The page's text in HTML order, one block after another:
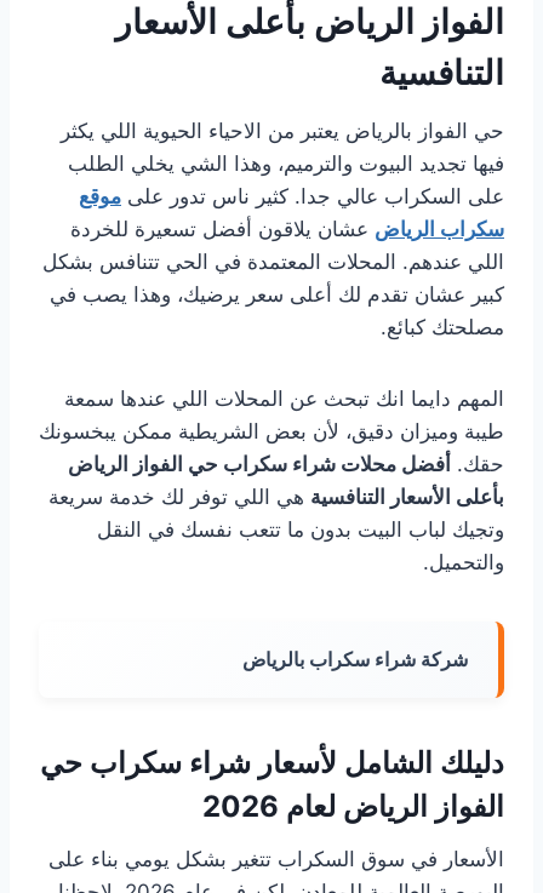
الفواز الرياض بأعلى الأسعار
التنافسية
حي الفواز بالرياض يعتبر من الاحياء الحيوية اللي يكثر
فيها تجديد البيوت والترميم، وهذا الشي يخلي الطلب
على السكراب عالي جدا. كثير ناس تدور على موقع
سكراب الرياض عشان يلاقون أفضل تسعيرة للخردة
اللي عندهم. المحلات المعتمدة في الحي تتنافس بشكل
كبير عشان تقدم لك أعلى سعر يرضيك، وهذا يصب في
مصلحتك كبائع.
المهم دايما انك تبحث عن المحلات اللي عندها سمعة
طيبة وميزان دقيق، لأن بعض الشريطية ممكن يبخسونك
حقك. أفضل محلات شراء سكراب حي الفواز الرياض
بأعلى الأسعار التنافسية هي اللي توفر لك خدمة سريعة
وتجيك لباب البيت بدون ما تتعب نفسك في النقل
والتحميل.
شركة شراء سكراب بالرياض
دليلك الشامل لأسعار شراء سكراب حي
الفواز الرياض لعام 2026
الأسعار في سوق السكراب تتغير بشكل يومي بناء على